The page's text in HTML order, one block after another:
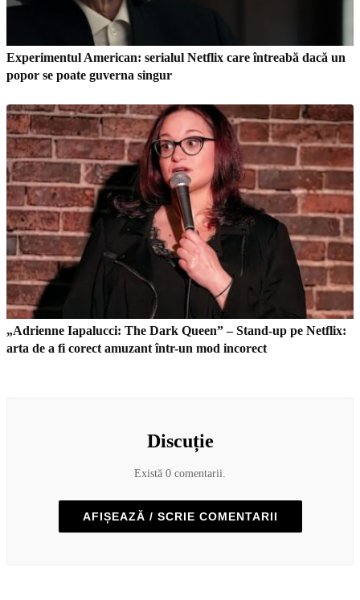
Experimentul American: serialul Netflix care întreabă dacă un
popor se poate guverna singur
„Adrienne Iapalucci: The Dark Queen” – Stand-up pe Netflix:
arta de a fi corect amuzant într-un mod incorect
Discuție
Există 0 comentarii.
AFIȘEAZĂ / SCRIE COMENTARII